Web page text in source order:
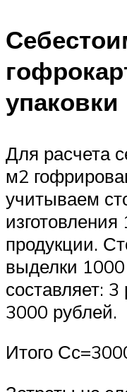
упаковки
Для расчета
м2
учитываем
продукции.
выделки
составляет:
3000 рублей.
Итого